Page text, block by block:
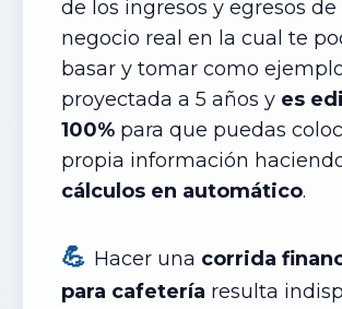
de los ingresos y egresos de
negocio real en la cual te
basar y tomar como
proyectada a 5 años y es
100% para que puedas
propia información
cálculos en automático.
💪 Hacer una corrida
para cafetería resulta